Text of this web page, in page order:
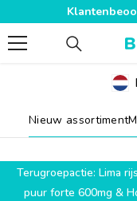
SPRING NAAR INHOUD
Nieuw assortiment
Terugroepactie: Lima
puur forte 600mg &